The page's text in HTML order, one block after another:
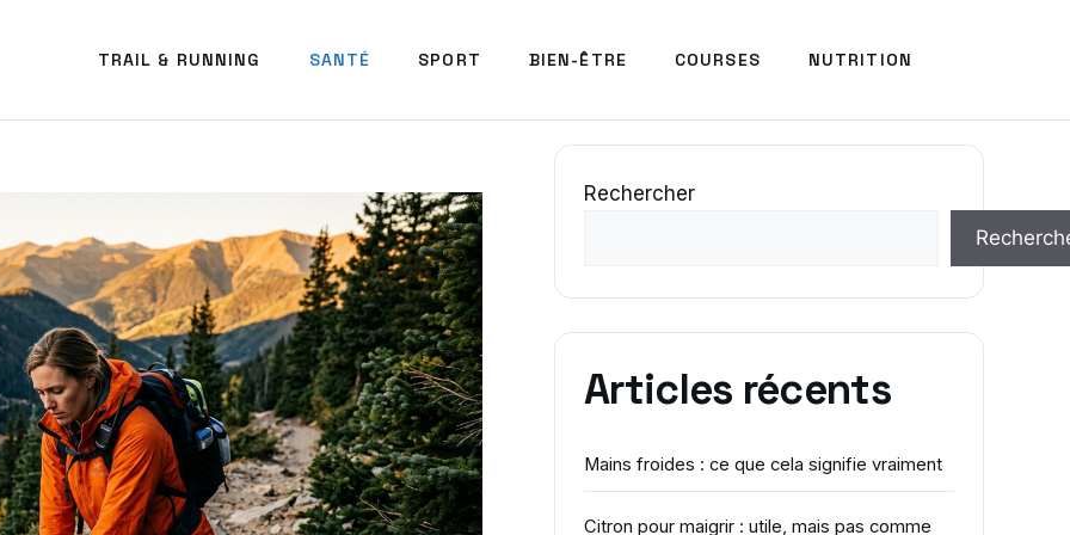
TRAIL & RUNNING SANTÉ SPORT BIEN-ÊTRE COURSES NUTRITION
Rechercher
Articles récents
Mains froides : ce que cela signifie vraiment
Citron pour maigrir : utile, mais pas comme